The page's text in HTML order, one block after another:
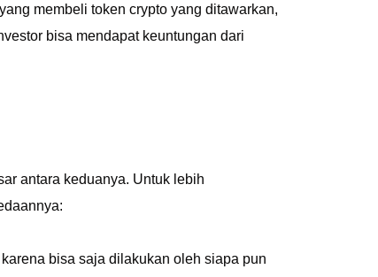
membeli token crypto yang ditawarkan,
bisa mendapat keuntungan dari
antara keduanya. Untuk lebih
bisa saja dilakukan oleh siapa pun